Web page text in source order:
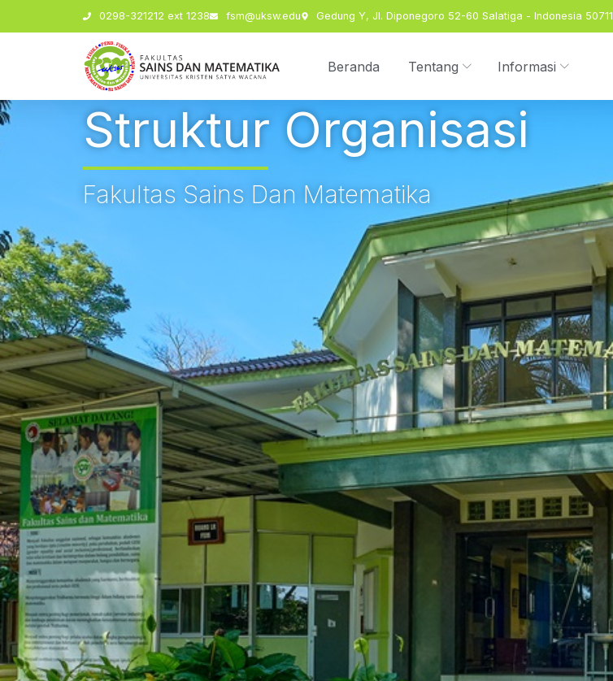
0298-321212 ext 1238 fsm@uksw.edu Gedung Y, Jl. Diponegoro 52-60 Salatiga - Indonesia 50711
Beranda Tentang Informasi
Struktur Organisasi
Fakultas Sains Dan Matematika